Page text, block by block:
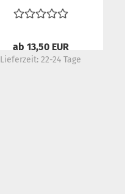
ab 13,50 EUR
Lieferzeit:22-24 Tage